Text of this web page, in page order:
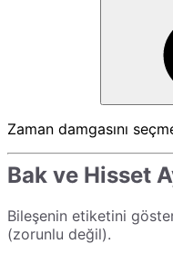
Zaman damgasını
Bak ve Hisset
Bileşenin etiketini
(zorunlu değil).